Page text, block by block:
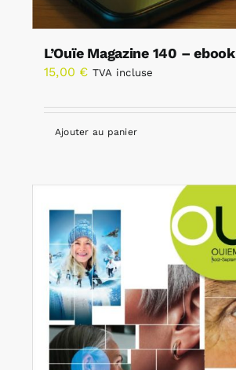
L’Ouïe Magazine 140 – ebook
15,00 € TVA incluse
Ajouter au panier